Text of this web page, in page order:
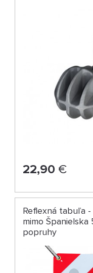
22,90 €
Reflexná tabuľa
mimo
popruhy